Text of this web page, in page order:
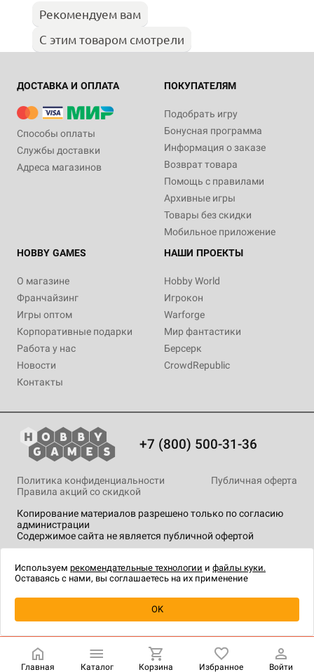
Уведомить о наличии
Рекомендуем вам
С этим товаром смотрели
ДОСТАВКА И ОПЛАТА
Способы оплаты
Службы доставки
Адреса магазинов
ПОКУПАТЕЛЯМ
Подобрать игру
Бонусная программа
Информация о заказе
Возврат товара
Помощь с правилами
Архивные игры
Товары без скидки
Мобильное приложение
HOBBY GAMES
О магазине
Франчайзинг
Игры оптом
Корпоративные подарки
Работа у нас
Новости
Контакты
НАШИ ПРОЕКТЫ
Hobby World
Игрокон
Warforge
Мир фантастики
Берсерк
CrowdRepublic
+7 (800) 500-31-36
Копирование материалов разрешено только по согласию
администрации
Содержимое сайта не является публичной офертой
Политика конфиденциальности
Публичная оферта
Правила акций со скидкой
технологии.
Главная Каталог Корзина Избранное Войти
Используем рекомендательные технологии и файлы куки.
Оставаясь с нами, вы соглашаетесь на их применение
OK